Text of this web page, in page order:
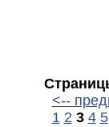
<--
1 2 3 4 5